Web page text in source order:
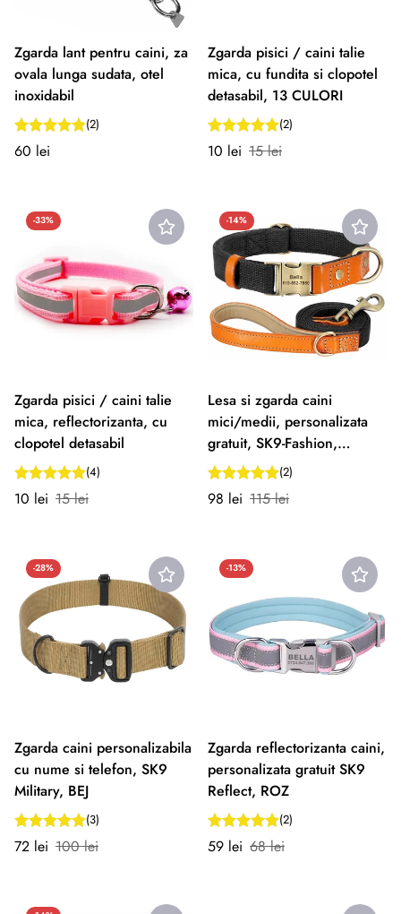
Zgarda lant pentru caini, za
ovala lunga sudata, otel
inoxidabil
(2)
Preț
60 lei
Zgarda pisici / caini talie
mica, cu fundita si clopotel
detasabil, 13 CULORI
(2)
Preț
10 lei
Preț
15 lei
-33%
Zgarda pisici / caini talie
mica, reflectorizanta, cu
clopotel detasabil
(4)
Preț
10 lei
Preț
15 lei
-14%
Lesa si zgarda caini
mici/medii, personalizata
gratuit, SK9-Fashion,
NEGRU
(2)
Preț
98 lei
Preț
115 lei
-28%
Zgarda caini personalizabila
cu nume si telefon, SK9
Military, BEJ
(3)
Preț
72 lei
Preț
100 lei
-13%
Zgarda reflectorizanta caini,
personalizata gratuit SK9
Reflect, ROZ
(2)
Preț
59 lei
Preț
68 lei